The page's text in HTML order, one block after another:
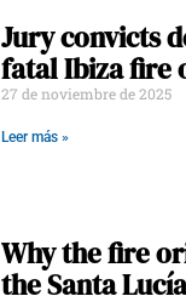
Jury convicts
fatal Ibiza fire
27 de noviembre de 2025
Leer más »
Why the fire
the Santa